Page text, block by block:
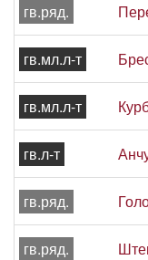
гв.ряд.
гв.мл.л-т
гв.мл.л-т
гв.л-т
гв.ряд.
гв.ряд.